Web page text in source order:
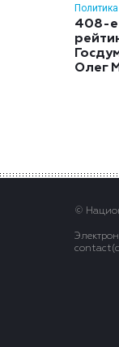
Политика
408-е
Олег
©